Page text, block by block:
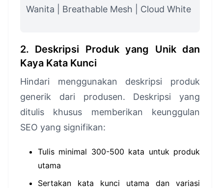
Wanita | Breathable Mesh | Cloud White
2. Deskripsi Produk yang Unik dan
Kaya Kata Kunci
Hindari menggunakan deskripsi produk
generik dari produsen. Deskripsi yang
ditulis khusus memberikan keunggulan
SEO yang signifikan:
Tulis minimal 300-500 kata untuk produk
utama
Sertakan kata kunci utama dan variasi